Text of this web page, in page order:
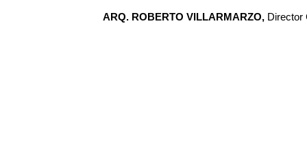
ARQ. ROBERTO VILLARMARZO, Director